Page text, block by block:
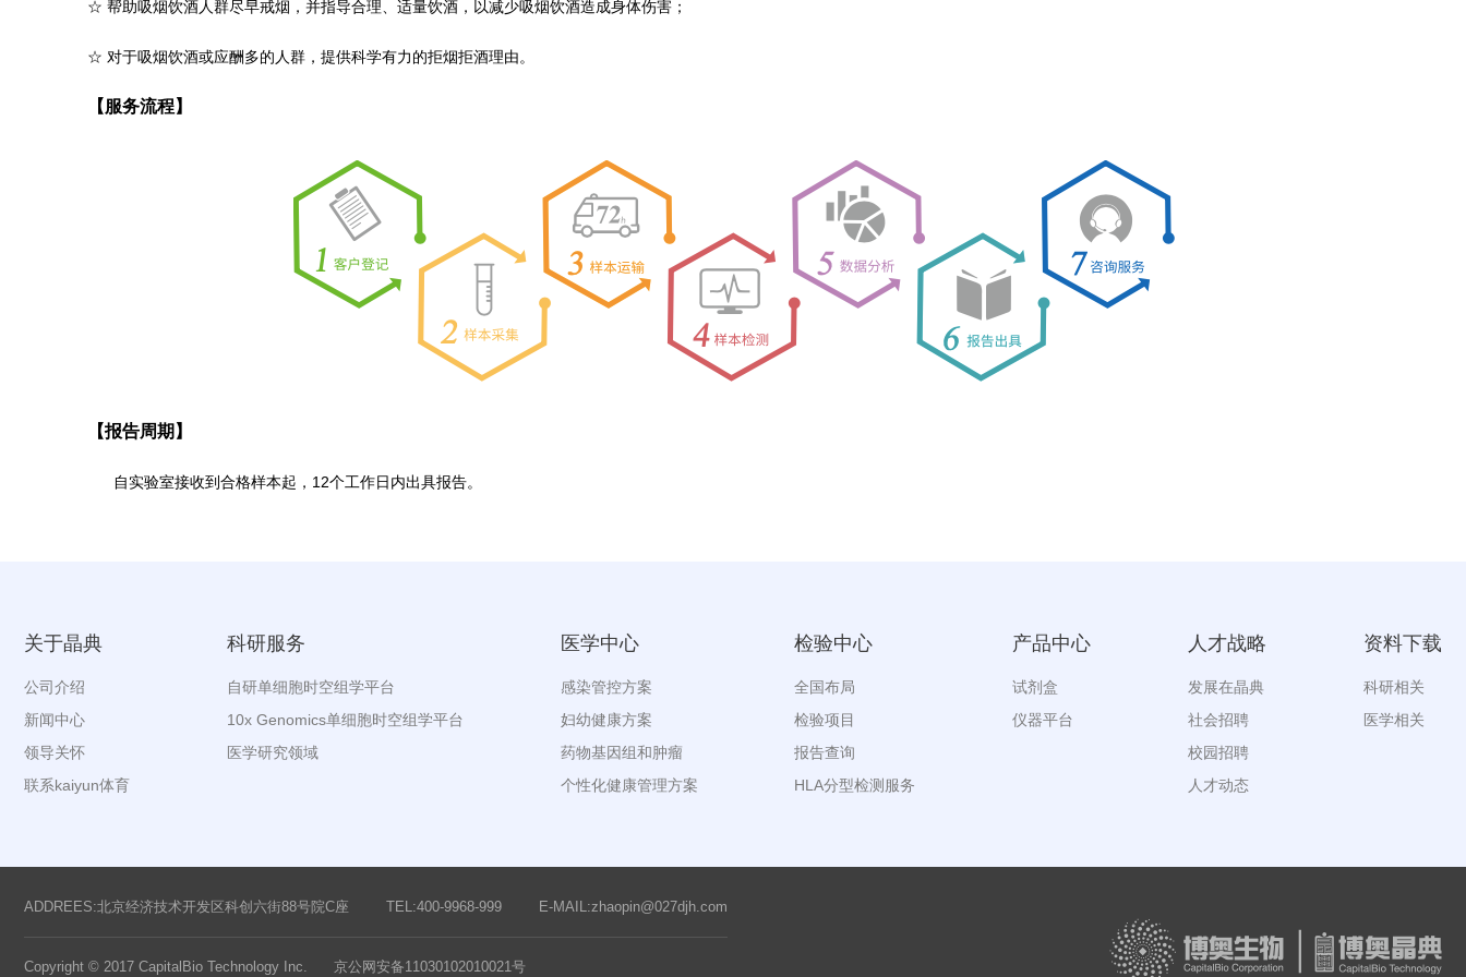
☆ 帮助吸烟饮酒人群尽早戒烟，并指导合理、适量饮酒，以减少吸烟饮酒造成身体伤害；
☆ 对于吸烟饮酒或应酬多的人群，提供科学有力的拒烟拒酒理由。
【服务流程】
【报告周期】
自实验室接收到合格样本起，12个工作日内出具报告。
关于晶典
公司介绍
新闻中心
领导关怀
联系kaiyun体育
科研服务
自研单细胞时空组学平台
10x Genomics单细胞时空组学平台
医学研究领域
医学中心
感染管控方案
妇幼健康方案
药物基因组和肿瘤
个性化健康管理方案
检验中心
全国布局
检验项目
报告查询
HLA分型检测服务
产品中心
试剂盒
仪器平台
人才战略
发展在晶典
社会招聘
校园招聘
人才动态
资料下载
科研相关
医学相关
ADDREES:北京经济技术开发区科创六街88号院C座 TEL:400-9968-999 E-MAIL:zhaopin@027djh.com
Copyright © 2017 CapitalBio Technology Inc. 京公网安备11030102010021号